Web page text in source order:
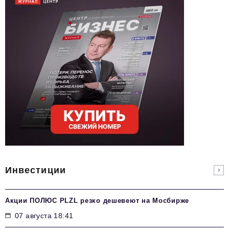
Инвестиции
Акции ПОЛЮС PLZL резко дешевеют на Мосбирже
07 августа 18:41